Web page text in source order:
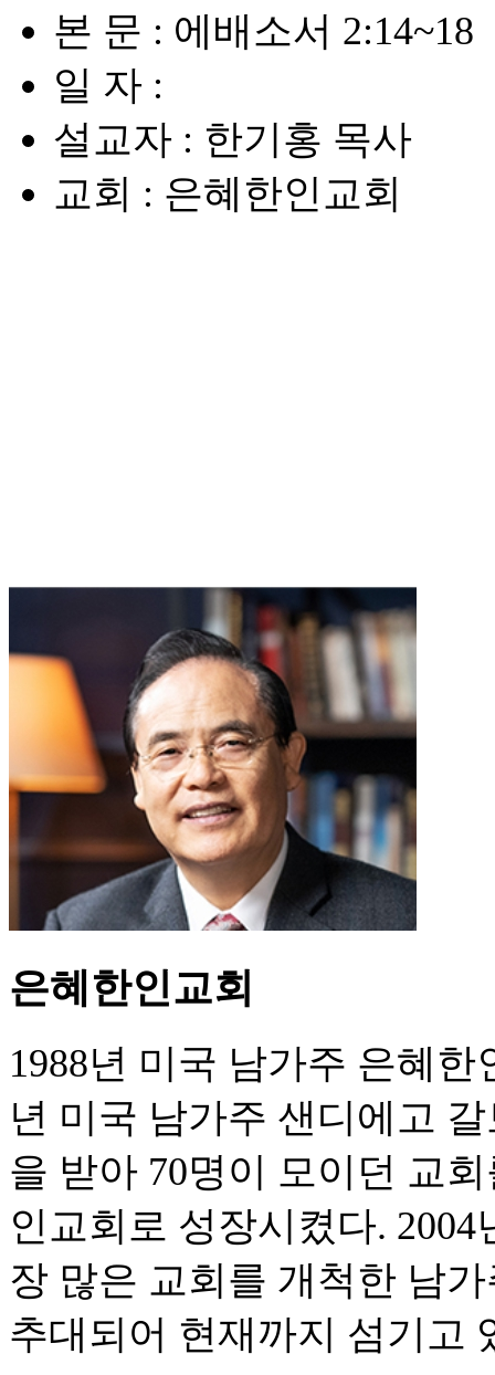
본 문 : 에배소서 2:14~18
일 자 :
설교자 : 한기홍 목사
교회 : 은혜한인교회
은혜한인교회
1988년 미국 남가주 은혜
년 미국 남가주 샌디에고
을 받아 70명이 모이던 교
인교회로 성장시켰다.
장 많은 교회를 개척한 남
추대되어 현재까지 섬기고